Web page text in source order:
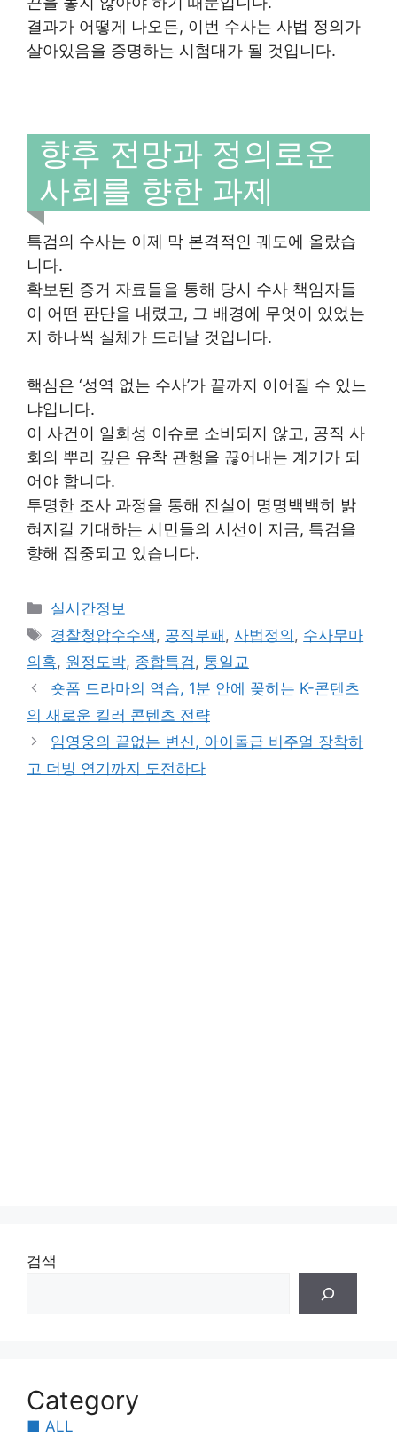
결과가 어떻게 나오든, 이번 수사는 사법 정의가
살아있음을 증명하는 시험대가 될 것입니다.
향후 전망과 정의로운
사회를 향한 과제
특검의 수사는 이제 막 본격적인 궤도에 올랐습
니다.
확보된 증거 자료들을 통해 당시 수사 책임자들
이 어떤 판단을 내렸고, 그 배경에 무엇이 있었는
지 하나씩 실체가 드러날 것입니다.
핵심은 ‘성역 없는 수사’가 끝까지 이어질 수 있느
냐입니다.
이 사건이 일회성 이슈로 소비되지 않고, 공직 사
회의 뿌리 깊은 유착 관행을 끊어내는 계기가 되
어야 합니다.
투명한 조사 과정을 통해 진실이 명명백백히 밝
혀지길 기대하는 시민들의 시선이 지금, 특검을
향해 집중되고 있습니다.
Categories
실시간정보
Tags
경찰청압수수색, 공직부패 ,사법정의 , 수사무마
의혹, 원정도박, 종합특검, 통일교
숏폼 드라마의 역습, 1분 안에 꽂히는 K-콘텐츠
의 새로운 킬러 콘텐츠 전략
임영웅의 끝없는 변신, 아이돌급 비주얼 장착하
고 더빙 연기까지 도전하다
검색
Category
■ ALL